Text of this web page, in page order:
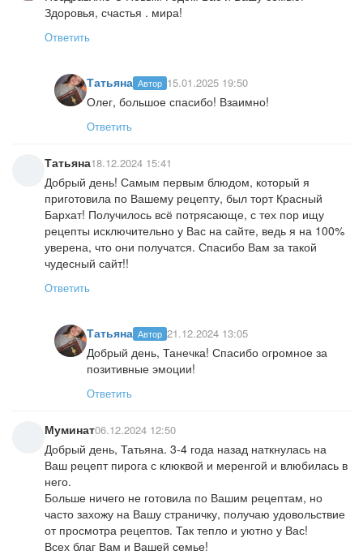
Здоровья, счастья . мира!
Ответить
Татьяна Автор 15.01.2025 19:50
Олег, большое спасибо! Взаимно!
Ответить
Татьяна18.12.2024 15:41
Добрый день! Самым первым блюдом, который я
приготовила по Вашему рецепту, был торт Красный
Бархат! Получилось всё потрясающе, с тех пор ищу
рецепты исключительно у Вас на сайте, ведь я на 100%
уверена, что они получатся. Спасибо Вам за такой
чудесный сайт!!
Ответить
Татьяна Автор 21.12.2024 13:05
Добрый день, Танечка! Спасибо огромное за
позитивные эмоции!
Ответить
Муминат06.12.2024 12:50
Добрый день, Татьяна. 3-4 года назад наткнулась на
Ваш рецепт пирога с клюквой и меренгой и влюбилась в
него.
Больше ничего не готовила по Вашим рецептам, но
часто захожу на Вашу страничку, получаю удовольствие
от просмотра рецептов. Так тепло и уютно у Вас!
Всех благ Вам и Вашей семье!